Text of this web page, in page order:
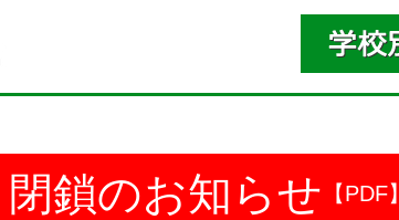
閉鎖のお知らせ 【PDF】